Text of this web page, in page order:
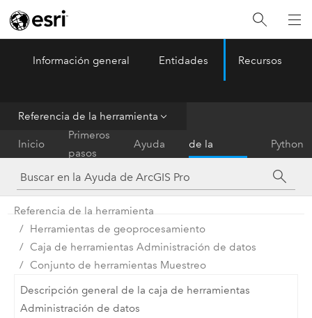
ArcGIS Pro Menu
Información general Entidades Recursos
Referencia de la herramienta
Inicio
Primeros
pasos
Ayuda
de la
herramienta
Python
Referencia de la herramienta
Herramientas de geoprocesamiento
Caja de herramientas Administración de datos
Conjunto de herramientas Muestreo
Descripción general de la caja de herramientas
Administración de datos